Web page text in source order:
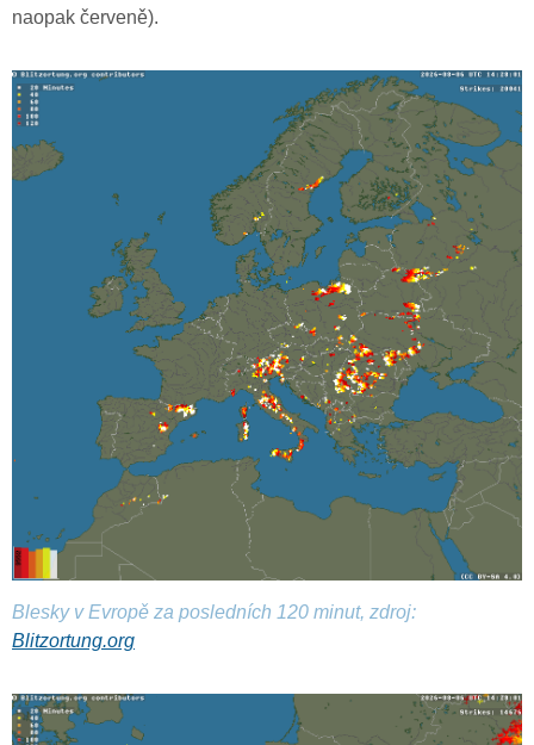
naopak červeně).
Blesky v Evropě za posledních 120 minut, zdroj:
Blitzortung.org